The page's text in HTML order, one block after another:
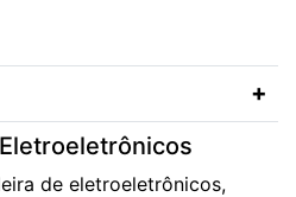
de eletroeletrônicos,